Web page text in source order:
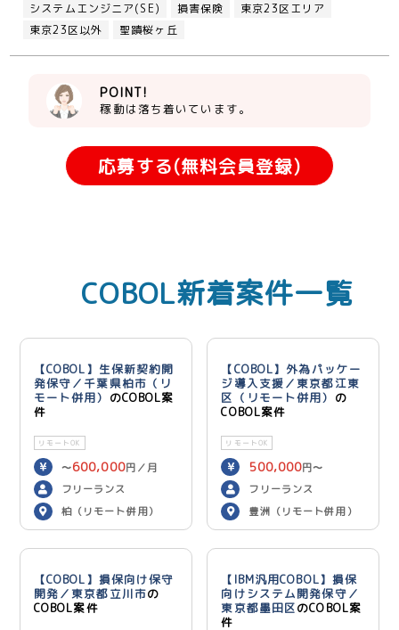
システムエンジニア(SE) 損害保険
東京23区エリア
東京23区以外
聖蹟桜ヶ丘
POINT!
稼動は落ち着いています。
応募する(無料会員登録)
COBOL新着案件一覧
【COBOL】生保新契約開
発保守／千葉県柏市（リ
モート併用） のCOBOL案
件
リモートOK
〜600,000円／月
フリーランス
柏（リモート併用）
【COBOL】外為パッケー
ジ導入支援／東京都江東
区（リモート併用） の
COBOL案件
リモートOK
500,000円〜
600,000 円／月
フリーランス
豊洲（リモート併用）
【COBOL】損保向け保守
開発／東京都立川市の
COBOL案件
【IBM汎用COBOL】損保
向けシステム開発保守／
東京都墨田区のCOBOL案
件